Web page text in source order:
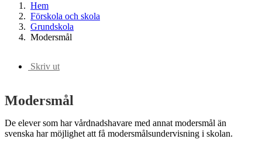
Hem
Förskola och skola
Grundskola
Modersmål
Skriv ut
Modersmål
De elever som har vårdnadshavare med annat modersmål än
svenska har möjlighet att få modersmålsundervisning i skolan.